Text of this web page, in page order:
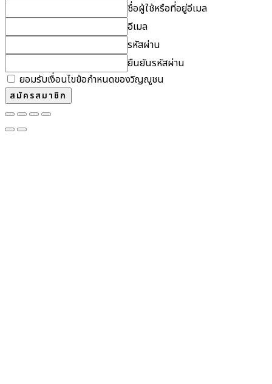
ชื่อผู้ใช้หรือที่อยู่อีเมล
อีเมล
รหัสผ่าน
ยืนยันรหัสผ่าน
ยอมรับเงื่อนไขข้อกำหนดของวิญญูชน